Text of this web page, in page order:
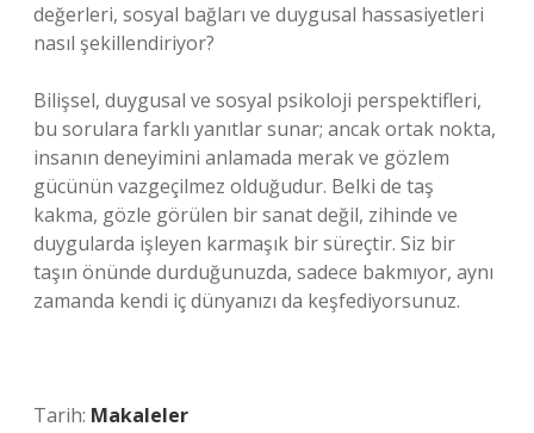
değerleri, sosyal bağları ve duygusal hassasiyetleri
nasıl şekillendiriyor?
Bilişsel, duygusal ve sosyal psikoloji perspektifleri,
bu sorulara farklı yanıtlar sunar; ancak ortak nokta,
insanın deneyimini anlamada merak ve gözlem
gücünün vazgeçilmez olduğudur. Belki de taş
kakma, gözle görülen bir sanat değil, zihinde ve
duygularda işleyen karmaşık bir süreçtir. Siz bir
taşın önünde durduğunuzda, sadece bakmıyor, aynı
zamanda kendi iç dünyanızı da keşfediyorsunuz.
Tarih: Makaleler